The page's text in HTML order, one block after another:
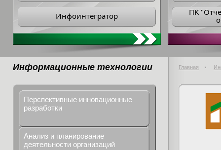
Инфоинтегратор
ПK
Информационные технологии Главная
Перспективные инновационные
разработки
Анализ и планирование
деятельности организаций